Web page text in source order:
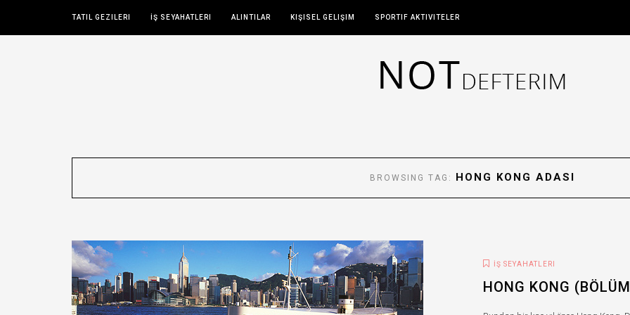
TATIL GEZILERI İŞ SEYAHATLERI ALINTILAR KIŞISEL GELIŞIM SPORTIF AKTIVITELER
BROWSING TAG: HONG KONG ADASI
İŞ SEYAHATLERI
HONG KONG